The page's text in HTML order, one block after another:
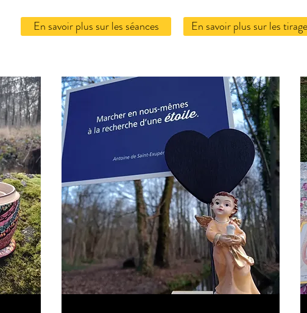
En savoir plus sur les séances En savoir plus sur les